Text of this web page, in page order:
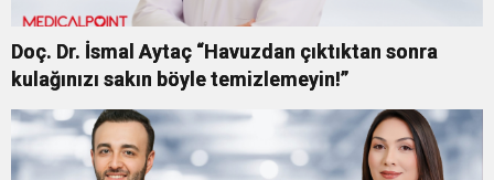
Doç. Dr. İsmal Aytaç “Havuzdan çıktıktan sonra
kulağınızı sakın böyle temizlemeyin!”